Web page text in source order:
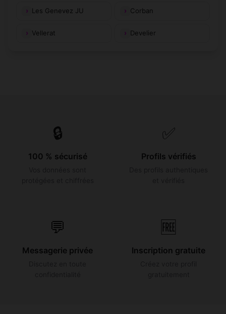
Les Genevez JU Corban
Vellerat Develier
🔒
100 % sécurisé
✅
Profils vérifiés
💬
Messagerie privée
🆓
Inscription gratuite